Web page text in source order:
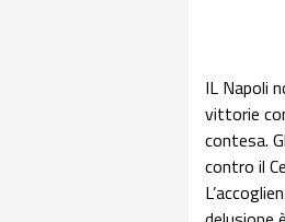
IL Napoli
vittorie
contesa.
contro il